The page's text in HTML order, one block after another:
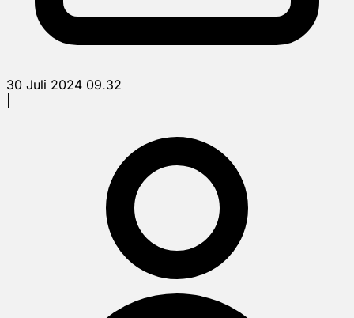
30 Juli 2024 09.32